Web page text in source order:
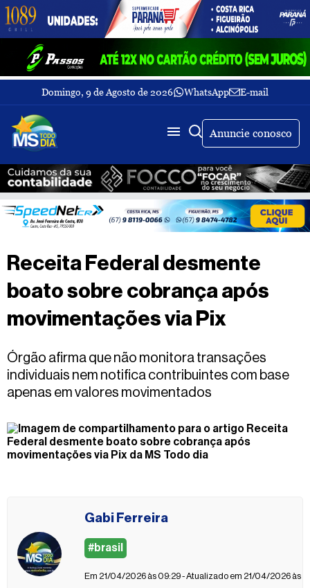
Domingo, 9 de Agosto de 2026 WhatsApp E-mail
Fechar Menu
Últimas
notícias
Galeria
de
fotos
Sobre
Nós
TV
MS
dia
Fale
Anuncie conosco
Buscar
Receita Federal desmente
boato sobre cobrança após
movimentações via Pix
Órgão afirma que não monitora transações
individuais nem notifica contribuintes com base
apenas em valores movimentados
Gabi Ferreira
#brasil
Em 21/04/2026 às 09:29 - Atualizado em 21/04/2026 às